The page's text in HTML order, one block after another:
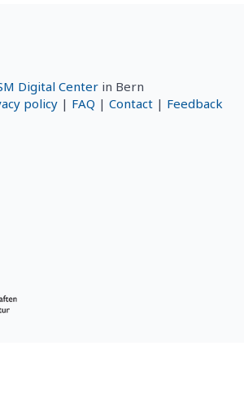
Digital Center in Bern
policy | FAQ | Contact | Feedback